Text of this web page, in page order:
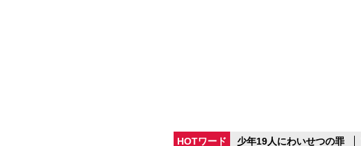
HOTワード 少年19人にわいせつの罪